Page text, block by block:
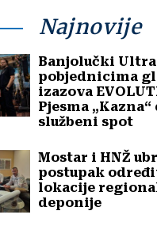
Najnovije
Banjolučki
pobjednicima
izazova
Pjesma
službeni spot
Mostar i HNŽ
postupak
lokacije
deponije